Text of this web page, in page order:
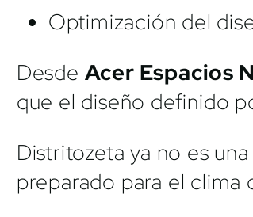
Optimización del
Desde Acer Espacios
que el diseño definido
Distritozeta ya no es
preparado para el clima